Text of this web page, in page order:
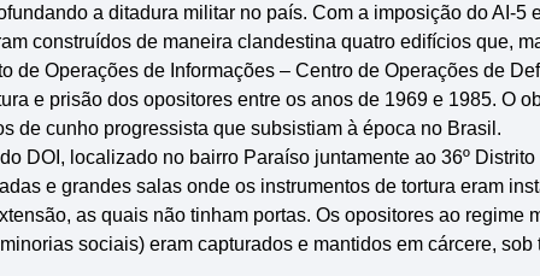
a ditadura militar no país. Com a imposição do AI-5
construídos de maneira clandestina quatro edifícios que,
de Operações de Informações – Centro de Operações de
e prisão dos opositores entre os anos de 1969 e 1985. O
de cunho progressista que subsistiam à época no Brasil.
DOI, localizado no bairro Paraíso juntamente ao 36º
e grandes salas onde os instrumentos de tortura eram
as quais não tinham portas. Os opositores ao regime
sociais) eram capturados e mantidos em cárcere, sob